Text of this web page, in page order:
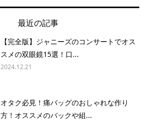
最近の記事
【完全版】ジャニーズのコンサートでオス
スメの双眼鏡15選！口...
2024.12.21
オタク必見！痛バッグのおしゃれな作り
方！オススメのバックや組...